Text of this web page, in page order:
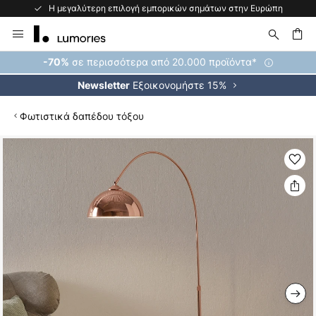
Η μεγαλύτερη επιλογή εμπορικών σημάτων στην Ευρώπη
Μετάβαση
στο
περιεχόμενο
-70% σε περισσότερα από 20.000 προϊόντα*
Newsletter Εξοικονομήστε 15%
Φωτιστικά δαπέδου τόξου
Μετάβαση
στο
τέλος
της
συλλογής
εικόνων